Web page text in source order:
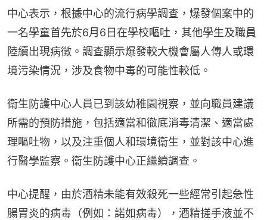
中心表示，根據中心的流行病學調查，爆發個案中的
一名學童首先於6月6日在學校嘔吐，其他學生及職員
陸續出現病徵。調查顯示爆發較大機會屬人傳人或環
境污染情況，涉及食物中毒的可能性較低。
衞生防護中心人員已到該幼稚園視察，並向職員建議
所需的預防措施，包括適當和徹底消毒清潔、適當處
理嘔吐物，以及注重個人和環境衞生，並對該中心進
行醫學監察。衞生防護中心正繼續調查。
中心提醒，由於酒精未能有效殺死一些經常引起急性
腸胃炎的病毒（例如：諾如病毒），酒精搓手液並不